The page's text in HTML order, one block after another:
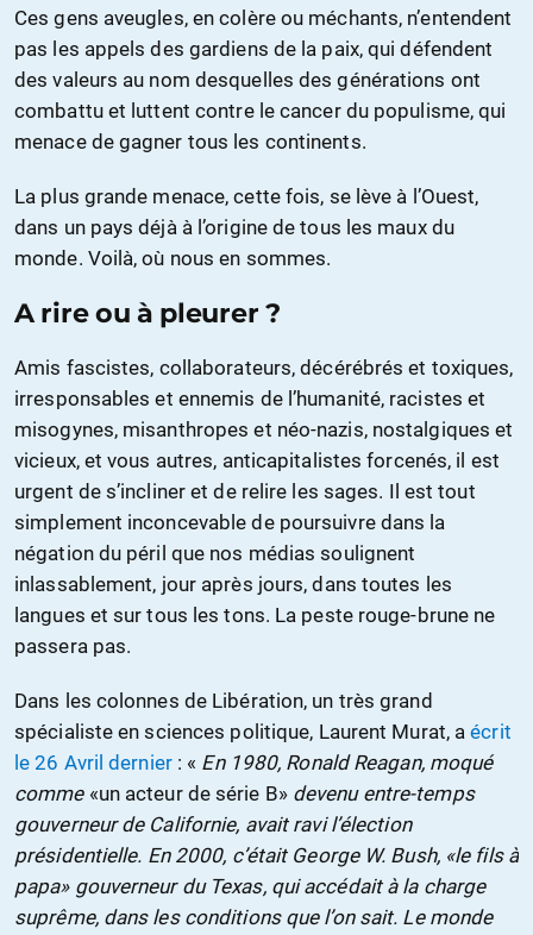
Ces gens aveugles, en colère ou méchants, n’entendent
pas les appels des gardiens de la paix, qui défendent
des valeurs au nom desquelles des générations ont
combattu et luttent contre le cancer du populisme, qui
menace de gagner tous les continents.
La plus grande menace, cette fois, se lève à l’Ouest,
dans un pays déjà à l’origine de tous les maux du
monde. Voilà, où nous en sommes.
A rire ou à pleurer ?
Amis fascistes, collaborateurs, décérébrés et toxiques,
irresponsables et ennemis de l’humanité, racistes et
misogynes, misanthropes et néo-nazis, nostalgiques et
vicieux, et vous autres, anticapitalistes forcenés, il est
urgent de s’incliner et de relire les sages. Il est tout
simplement inconcevable de poursuivre dans la
négation du péril que nos médias soulignent
inlassablement, jour après jours, dans toutes les
langues et sur tous les tons. La peste rouge-brune ne
passera pas.
Dans les colonnes de Libération, un très grand
spécialiste en sciences politique, Laurent Murat, aécrit
le 26 Avril dernier : « En 1980, Ronald Reagan, moqué
comme «un acteur de série B»devenu entre-temps
gouverneur de Californie, avait ravi l’élection
présidentielle. En 2000, c’était George W. Bush, «le fils à
papa» gouverneur du Texas, qui accédait à la charge
suprême, dans les conditions que l’on sait. Le monde